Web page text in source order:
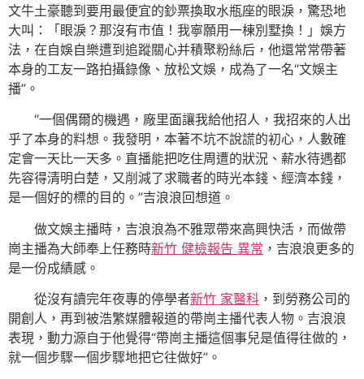
文牛土豪聽到要用最便宜的鈔票換取水瓶座的眼淚，驚恐地
大叫：「眼淚？那沒有市值！我寧願用一棟別墅換！」娛方
法，在自娛自樂遭到追蹤關心并積聚粉絲后，他還常常帶著
本身的工友一路拍攝錄像、放松文娛，成為了一名“文娛主
播”。
“一個偶爾的機遇，廠里面讓我給他招人，我招來的人出
乎了本身的料想。我發明，本著不坑不說謊的初心，人數確
定會一天比一天多。直播能把吃住周遭的狀況、薪水待遇都
先容得清明白楚，又削減了求職者的時光本錢、經濟本錢，
是一個好的標的目的。”吉浪浪回想道。
做文娛主播時，吉浪浪為不雅眾帶來高興快活，而做帶
崗主播為大師奉上任務時新竹 健檢報告 異常 ，吉浪浪更多的
是一份成績感。
從沒有讀完年夜專的停學者新竹 家醫科 ，到勞務公司的
開創人，再到被浩繁媒體報道的帶崗主播代表人物。吉浪浪
表現，動力源自于他覺得“帶崗主播這個事兒是值得往做的，
就一個步驟一個步驟地把它往做好”。